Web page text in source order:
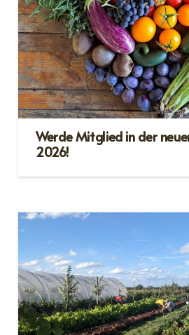
Werde Mitglied in der
2026!